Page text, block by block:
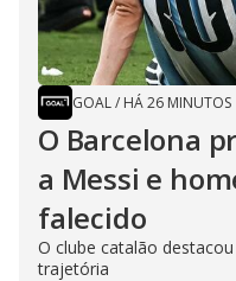
GOAL/ HÁ 26 MINUTOS
O Barcelona
a Messi e
falecido
O clube catalão
trajetória